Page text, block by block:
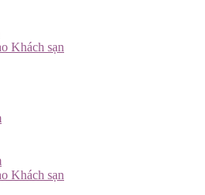
Khách sạn
Khách sạn